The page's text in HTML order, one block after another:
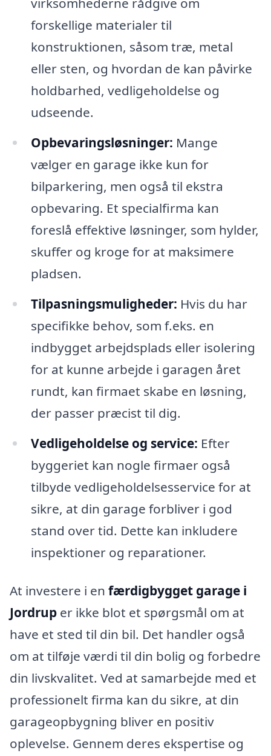
forskellige materialer til
konstruktionen, såsom træ, metal
eller sten, og hvordan de kan påvirke
holdbarhed, vedligeholdelse og
udseende.
Opbevaringsløsninger: Mange
vælger en garage ikke kun for
bilparkering, men også til ekstra
opbevaring. Et specialfirma kan
foreslå effektive løsninger, som hylder,
skuffer og kroge for at maksimere
pladsen.
Tilpasningsmuligheder: Hvis du har
specifikke behov, som f.eks. en
indbygget arbejdsplads eller isolering
for at kunne arbejde i garagen året
rundt, kan firmaet skabe en løsning,
der passer præcist til dig.
Vedligeholdelse og service: Efter
byggeriet kan nogle firmaer også
tilbyde vedligeholdelsesservice for at
sikre, at din garage forbliver i god
stand over tid. Dette kan inkludere
inspektioner og reparationer.
At investere i en færdigbygget garage i
Jordrup er ikke blot et spørgsmål om at
have et sted til din bil. Det handler også
om at tilføje værdi til din bolig og forbedre
din livskvalitet. Ved at samarbejde med et
professionelt firma kan du sikre, at din
garageopbygning bliver en positiv
oplevelse. Gennem deres ekspertise og